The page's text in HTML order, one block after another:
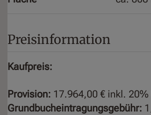
Preisinformation
Kaufpreis:
Provision: 17.964,00 € inkl. 20%
Grundbucheintragungsgebühr: